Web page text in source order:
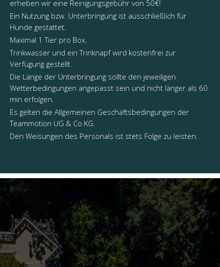
erheben wir eine Reinigungsgebühr von 50€!
Ein Nutzung bzw. Unterbringung ist ausschließlich für
Hunde gestattet.
Maximal 1 Tier pro Box.
Trinkwasser und ein Trinknapf wird kostenfrei zur
Verfügung gestellt.
Die Länge der Unterbringung sollte den jeweiligen
Wetterbedingungen angepasst sein und nicht länger als 60
min erfolgen.
Es gelten die Allgemeinen Geschäftsbedingungen der
Teammotion UG & Co.KG.
Den Weisungen des Personals ist stets Folge zu leisten.